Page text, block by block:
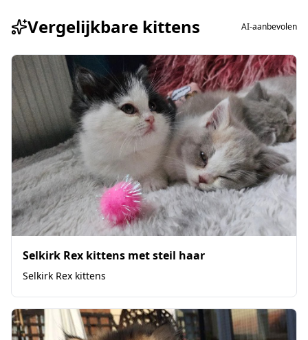
Vergelijkbare kittens AI-aanbevolen
Selkirk Rex kittens met steil haar
Selkirk Rex kittens